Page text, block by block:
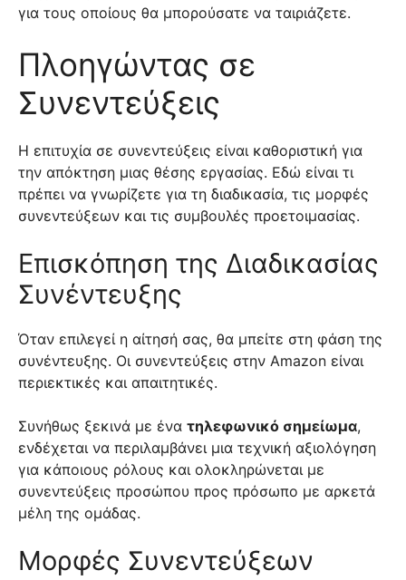
για τους οποίους θα μπορούσατε να ταιριάζετε.
Πλοηγώντας σε
Συνεντεύξεις
Η επιτυχία σε συνεντεύξεις είναι καθοριστική για
την απόκτηση μιας θέσης εργασίας. Εδώ είναι τι
πρέπει να γνωρίζετε για τη διαδικασία, τις μορφές
συνεντεύξεων και τις συμβουλές προετοιμασίας.
Επισκόπηση της Διαδικασίας
Συνέντευξης
Όταν επιλεγεί η αίτησή σας, θα μπείτε στη φάση της
συνέντευξης. Οι συνεντεύξεις στην Amazon είναι
περιεκτικές και απαιτητικές.
Συνήθως ξεκινά με ένα τηλεφωνικό σημείωμα,
ενδέχεται να περιλαμβάνει μια τεχνική αξιολόγηση
για κάποιους ρόλους και ολοκληρώνεται με
συνεντεύξεις προσώπου προς πρόσωπο με αρκετά
μέλη της ομάδας.
Μορφές Συνεντεύξεων